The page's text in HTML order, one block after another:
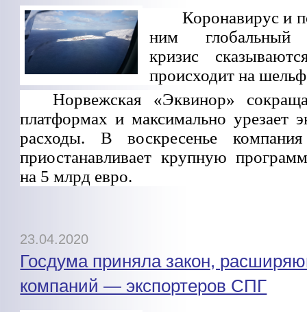
Коронавирус и
ним глобальный
кризис
происходит на
Норвежская «Эквинор»
платформах и максимально урезает
расходы. В воскресенье
приостанавливает крупную
на 5 млрд евро.
23.04.2020
Госдума приняла закон,
компаний — экспортеров СПГ